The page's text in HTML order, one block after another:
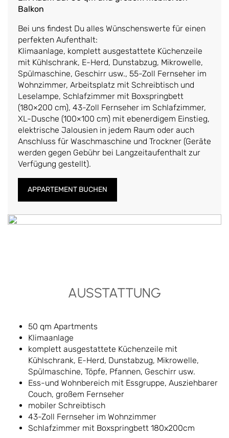
Balkon
Bei uns findest Du alles Wünschenswerte für einen
perfekten Aufenthalt:
Klimaanlage, komplett ausgestattete Küchenzeile
mit Kühlschrank, E-Herd, Dunstabzug, Mikrowelle,
Spülmaschine, Geschirr usw., 55-Zoll Fernseher im
Wohnzimmer, Arbeitsplatz mit Schreibtisch und
Leselampe, Schlafzimmer mit Boxspringbett
(180×200 cm), 43-Zoll Fernseher im Schlafzimmer,
XL-Dusche (100×100 cm) mit ebenerdigem Einstieg,
elektrische Jalousien in jedem Raum oder auch
Anschluss für Waschmaschine und Trockner (Geräte
werden gegen Gebühr bei Langzeitaufenthalt zur
Verfügung gestellt).
APPARTEMENT BUCHEN
AUSSTATTUNG
50 qm Apartments
Klimaanlage
komplett ausgestattete Küchenzeile mit
Kühlschrank, E-Herd, Dunstabzug, Mikrowelle,
Spülmaschine, Töpfe, Pfannen, Geschirr usw.
Ess-und Wohnbereich mit Essgruppe, Ausziehbarer
Couch, großem Fernseher
mobiler Schreibtisch
43-Zoll Fernseher im Wohnzimmer
Schlafzimmer mit Boxspringbett 180x200cm